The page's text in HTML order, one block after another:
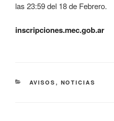
las 23:59 del 18 de Febrero.
inscripciones.mec.gob.ar
AVISOS , NOTICIAS